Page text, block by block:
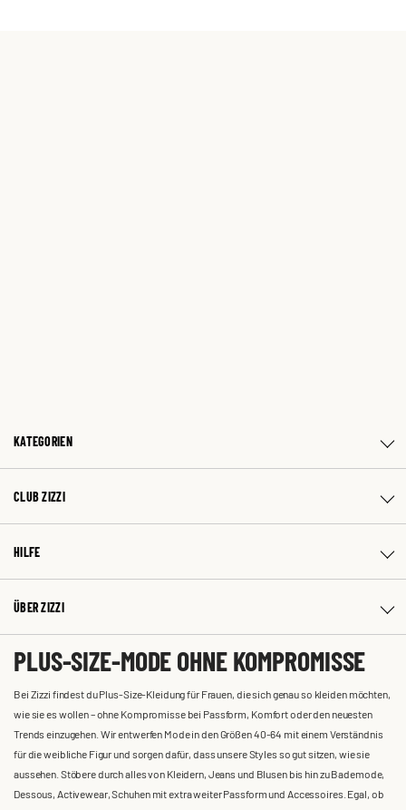
KATEGORIEN
CLUB ZIZZI
HILFE
ÜBER ZIZZI
PLUS-SIZE-MODE OHNE KOMPROMISSE
Bei Zizzi findest du Plus-Size-Kleidung für Frauen, die sich genau so kleiden möchten,
wie sie es wollen – ohne Kompromisse bei Passform, Komfort oder den neuesten
Trends einzugehen. Wir entwerfen Mode in den Größen 40-64 mit einem Verständnis
für die weibliche Figur und sorgen dafür, dass unsere Styles so gut sitzen, wie sie
aussehen. Stöbere durch alles von Kleidern, Jeans und Blusen bis hin zu Bademode,
Dessous, Activewear, Schuhen mit extra weiter Passform und Accessoires. Egal, ob